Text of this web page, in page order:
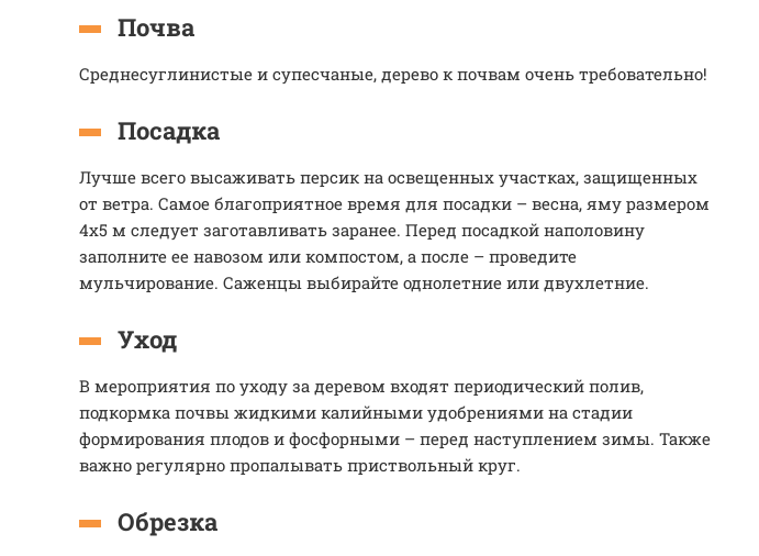
Почва
Среднесуглинистые и супесчаные, дерево к почвам очень требовательно!
Посадка
Лучше всего высаживать персик на освещенных участках, защищенных
от ветра. Самое благоприятное время для посадки – весна, яму размером
4х5 м следует заготавливать заранее. Перед посадкой наполовину
заполните ее навозом или компостом, а после – проведите
мульчирование. Саженцы выбирайте однолетние или двухлетние.
Уход
В мероприятия по уходу за деревом входят периодический полив,
подкормка почвы жидкими калийными удобрениями на стадии
формирования плодов и фосфорными – перед наступлением зимы. Также
важно регулярно пропалывать приствольный круг.
Обрезка